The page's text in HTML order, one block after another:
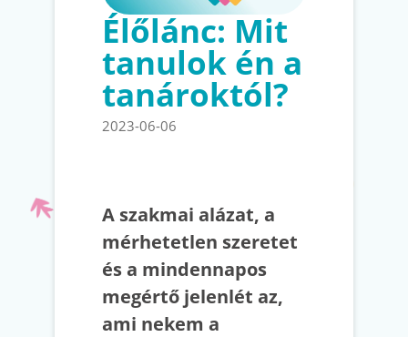
Élőlánc: Mit
tanulok én a
tanároktól?
2023-06-06
A szakmai alázat, a
mérhetetlen szeretet
és a mindennapos
megértő jelenlét az,
ami nekem a